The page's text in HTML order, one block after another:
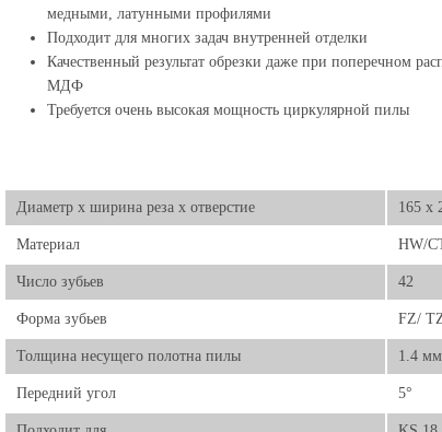
медными, латунными профилями
Подходит для многих задач внутренней отделки
Качественный результат обрезки даже при поперечном
МДФ
Требуется очень высокая мощность циркулярной пилы
Диаметр х ширина реза х отверстие 165 x
Материал HW/
Число зубьев 42
Форма зубьев FZ/
Толщина несущего полотна пилы 1.4 мм
Передний угол 5°